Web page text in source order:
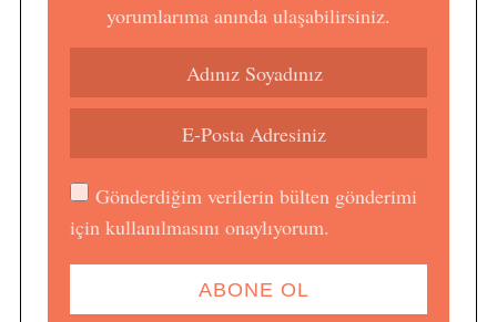
yorumlarıma anında ulaşabilirsiniz.
Gönderdiğim verilerin bülten gönderimi
için kullanılmasını onaylıyorum.